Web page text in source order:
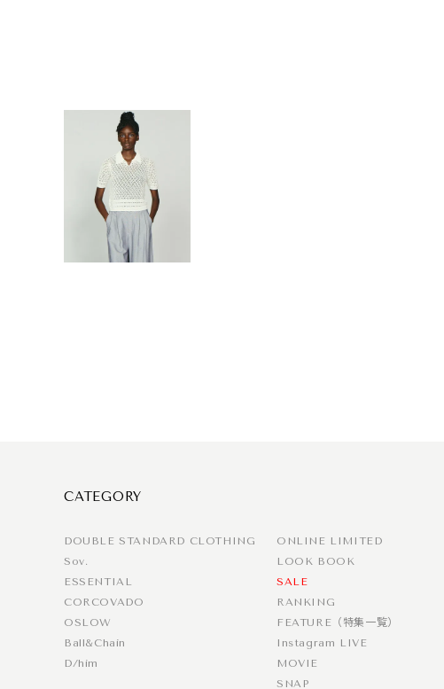
CATEGORY
DOUBLE STANDARD CLOTHING
Sov.
ESSENTIAL
CORCOVADO
OSLOW
Ball&Chain
D/him
ONLINE LIMITED
LOOK BOOK
SALE
RANKING
FEATURE（特集一覧）
Instagram LIVE
MOVIE
SNAP